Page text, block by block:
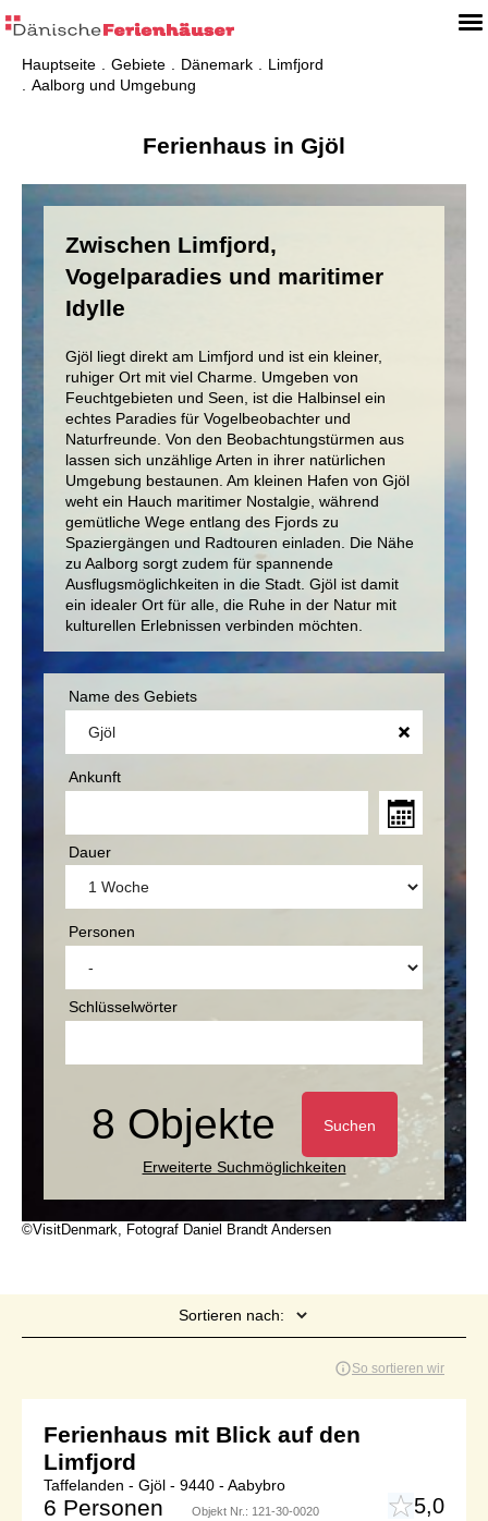
Hauptseite Gebiete Dänemark
Limfjord
Aalborg und Umgebung
Ferienhaus in Gjöl
Zwischen Limfjord,
Vogelparadies und maritimer
Idylle
Gjöl liegt direkt am Limfjord und ist ein kleiner,
ruhiger Ort mit viel Charme. Umgeben von
Feuchtgebieten und Seen, ist die Halbinsel ein
echtes Paradies für Vogelbeobachter und
Naturfreunde. Von den Beobachtungstürmen aus
lassen sich unzählige Arten in ihrer natürlichen
Umgebung bestaunen. Am kleinen Hafen von Gjöl
weht ein Hauch maritimer Nostalgie, während
gemütliche Wege entlang des Fjords zu
Spaziergängen und Radtouren einladen. Die Nähe
zu Aalborg sorgt zudem für spannende
Ausflugsmöglichkeiten in die Stadt. Gjöl ist damit
ein idealer Ort für alle, die Ruhe in der Natur mit
kulturellen Erlebnissen verbinden möchten.
Name des Gebiets
Ankunft
Dauer
Personen
Schlüsselwörter
8 Objekte Suchen
Erweiterte Suchmöglichkeiten
©VisitDenmark, Fotograf Daniel Brandt Andersen
Sortieren nach:
So sortieren wir
Ferienhaus mit Blick auf den
Limfjord
Taffelanden - Gjöl - 9440 - Aabybro
6 Personen Objekt Nr.: 121-30-0020 5,0